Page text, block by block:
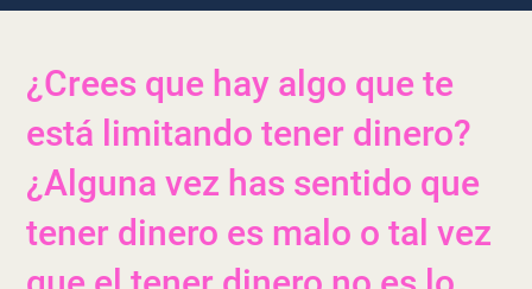
¿Crees que hay algo que te
está limitando tener dinero?
¿Alguna vez has sentido que
tener dinero es malo o tal vez